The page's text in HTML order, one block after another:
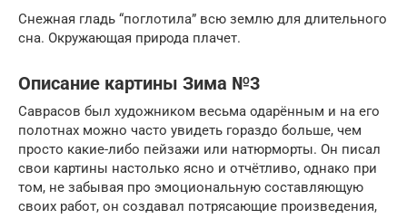
Снежная гладь “поглотила” всю землю для длительного
сна. Окружающая природа плачет.
Описание картины Зима №3
Саврасов был художником весьма одарённым и на его
полотнах можно часто увидеть гораздо больше, чем
просто какие-либо пейзажи или натюрморты. Он писал
свои картины настолько ясно и отчётливо, однако при
том, не забывая про эмоциональную составляющую
своих работ, он создавал потрясающие произведения,